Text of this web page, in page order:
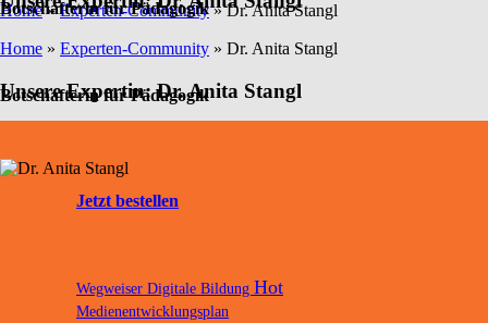
Jetzt bestellen
Wegweiser Digitale Bildung
Medienentwicklungsplan
Home»Experten-Community»Dr. Anita Stangl
Botschafterin für Pädagogik
Home » Experten-Community » Dr. Anita Stangl
Unsere Expertin: Dr. Anita Stangl
Botschafterin für Pädagogik